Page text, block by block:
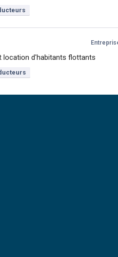
location d'habitants flottants